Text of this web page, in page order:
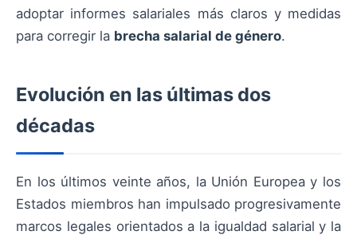
adoptar informes salariales más claros y medidas
para corregir la brecha salarial de género.
Evolución en las últimas dos
décadas
En los últimos veinte años, la Unión Europea y los
Estados miembros han impulsado progresivamente
marcos legales orientados a la igualdad salarial y la